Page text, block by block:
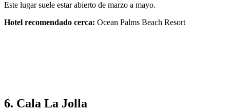
Este lugar suele estar abierto de marzo a mayo.
Hotel recomendado cerca: Ocean Palms Beach Resort
6. Cala La Jolla